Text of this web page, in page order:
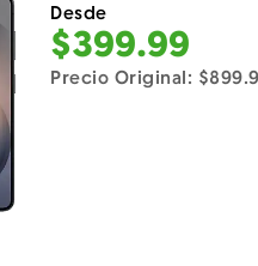
Desde
$399.99
Precio Original: